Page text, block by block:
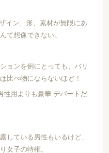
イン、形、素材が無限にあ
て想像できない。
ンを例にとっても、バリ
比べ物にならないほど！
性用よりも豪華 デパートだ
ている男性もいるけど、
女子の特権。